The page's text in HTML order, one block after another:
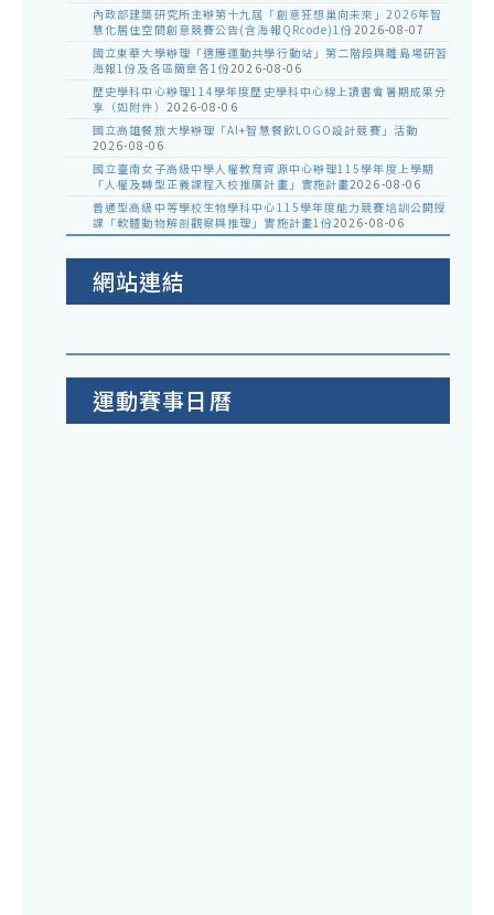
內政部建築研究所主辦第十九屆「創意狂想巢向未來」2026年智
慧化居住空間創意競賽公告(含海報QRcode)1份2026-08-07
國立東華大學辦理「適應運動共學行動站」第二階段與離島場研習
海報1份及各區簡章各1份2026-08-06
歷史學科中心辦理114學年度歷史學科中心線上讀書會暑期成果分
享（如附件） 2026-08-06
國立高雄餐旅大學辦理「AI+智慧餐飲LOGO設計競賽」活動
2026-08-06
國立臺南女子高級中學人權教育資源中心辦理115學年度上學期
「人權及轉型正義課程入校推廣計畫」實施計畫2026-08-06
普通型高級中等學校生物學科中心115學年度能力競賽培訓公開授
課「軟體動物解剖觀察與推理」實施計畫1份2026-08-06
網站連結
運動賽事日曆